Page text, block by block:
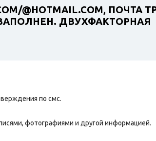
@HOTMAIL.COM, ПОЧТА
ДВУХФАКТОРНАЯ
по смс.
фотографиями и другой информацией.